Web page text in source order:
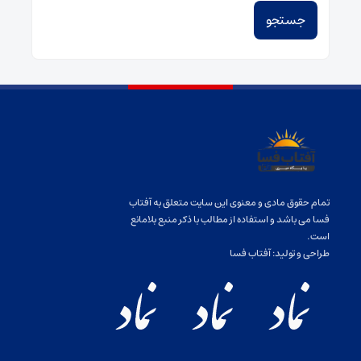
تمام حقوق مادی و معنوی این سایت متعلق به آفتاب
فسا می باشد و استفاده از مطالب با ذکر منبع بلامانع
است.
طراحی و تولید:آفتاب فسا